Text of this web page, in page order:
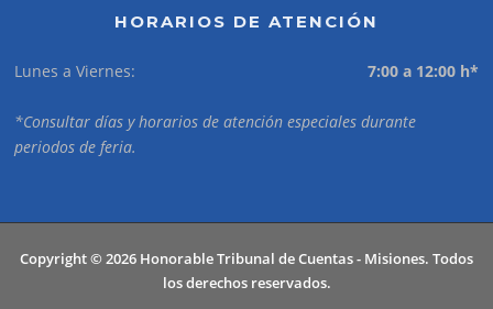
HORARIOS DE ATENCIÓN
Lunes a Viernes: 7:00 a 12:00 h*
*Consultar días y horarios de atención especiales durante
periodos de feria.
Copyright © 2026 Honorable Tribunal de Cuentas - Misiones. Todos
los derechos reservados.